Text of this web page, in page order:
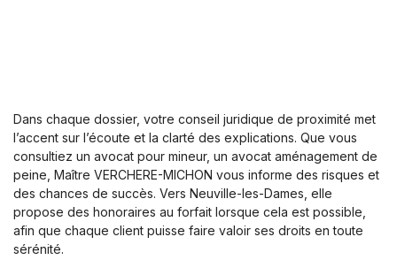
Dans chaque dossier, votre conseil juridique de proximité met
l’accent sur l’écoute et la clarté des explications. Que vous
consultiez un avocat pour mineur, un avocat aménagement de
peine, Maître VERCHERE-MICHON vous informe des risques et
des chances de succès. Vers Neuville-les-Dames, elle
propose des honoraires au forfait lorsque cela est possible,
afin que chaque client puisse faire valoir ses droits en toute
sérénité.